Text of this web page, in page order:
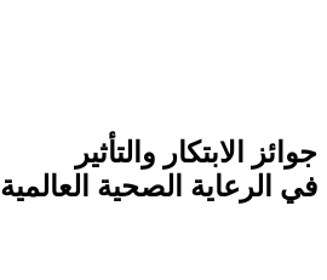
جوائز الابتكار والتأثير
في الرعاية الصحية العالمية